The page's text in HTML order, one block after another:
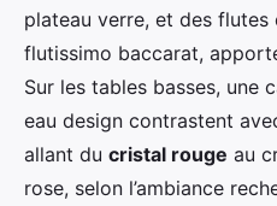
plateau verre, et des flutes
flutissimo baccarat,
Sur les tables basses, une
eau design contrastent
allant du cristal rouge au
rose, selon l’ambiance